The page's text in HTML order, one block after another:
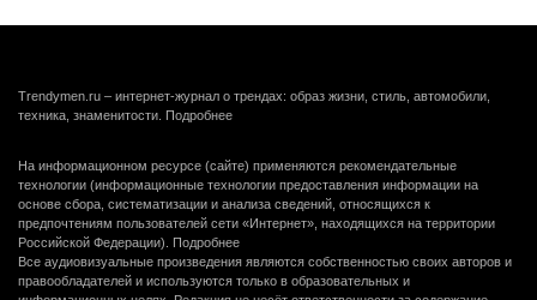
Trendymen.ru – интернет-журнал о трендах: образ жизни, стиль, автомобили,
техника, знаменитости. Подробнее
На информационном ресурсе (сайте) применяются рекомендательные
технологии (информационные технологии предоставления информации на
основе сбора, систематизации и анализа сведений, относящихся к
предпочтениям пользователей сети «Интернет», находящихся на территории
Российской Федерации). Подробнее
Все аудиовизуальные произведения являются собственностью своих авторов и
правообладателей и используются только в образовательных и